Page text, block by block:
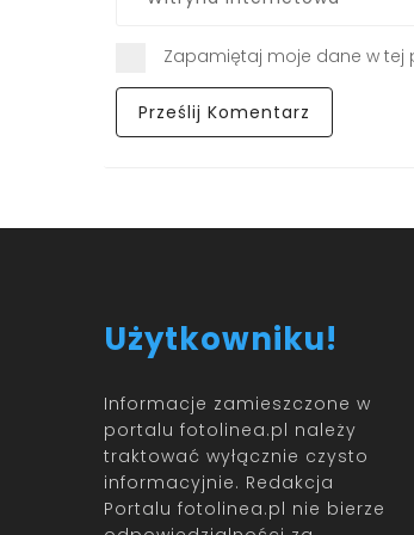
Zapamiętaj moje dane w tej
Użytkowniku!
Informacje zamieszczone w
portalu fotolinea.pl należy
traktować wyłącznie czysto
informacyjnie. Redakcja
Portalu fotolinea.pl nie bierze